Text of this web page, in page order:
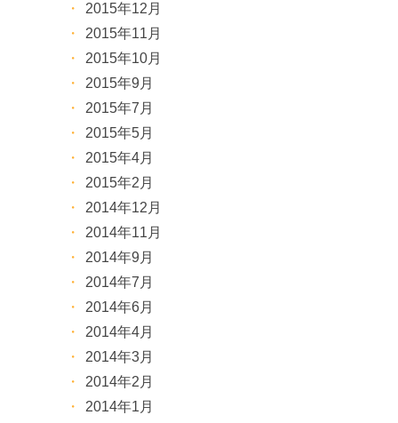
2015年12月
2015年11月
2015年10月
2015年9月
2015年7月
2015年5月
2015年4月
2015年2月
2014年12月
2014年11月
2014年9月
2014年7月
2014年6月
2014年4月
2014年3月
2014年2月
2014年1月